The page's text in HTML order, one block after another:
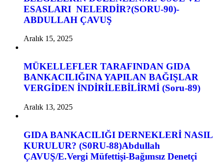
ESASLARI NELERDİR?(SORU-90)-
ABDULLAH ÇAVUŞ
Aralık 15, 2025
MÜKELLEFLER TARAFINDAN GIDA
BANKACILIĞINA YAPILAN BAĞIŞLAR
VERGİDEN İNDİRİLEBİLİRMİ (Soru-89)
Aralık 13, 2025
GIDA BANKACILIĞI DERNEKLERİ NASIL
KURULUR? (S0RU-88)Abdullah
ÇAVUŞ/E.Vergi Müfettişi-Bağımsız Denetçi